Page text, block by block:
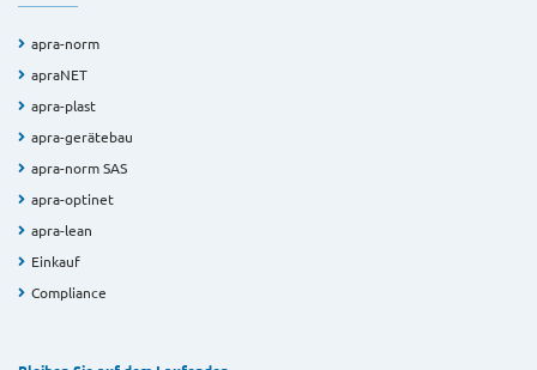
apra-norm
apraNET
apra-plast
apra-gerätebau
apra-norm SAS
apra-optinet
apra-lean
Einkauf
Compliance